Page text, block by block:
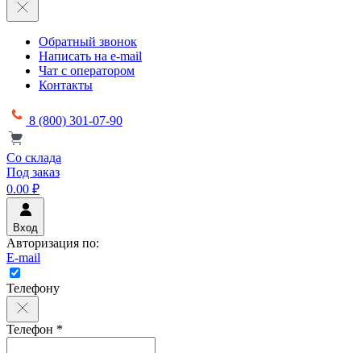
Обратный звонок
Написать на e-mail
Чат с оператором
Контакты
8 (800) 301-07-90
Со склада
Под заказ
0.00 ₽
Вход
Авторизация по:
E-mail
Телефону
Телефон *